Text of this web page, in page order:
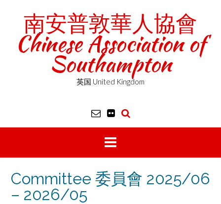
南安普敦華人協會
Chinese Association of
Southampton
英国 United Kingdom
Committee 委員會 2025/06
– 2026/05